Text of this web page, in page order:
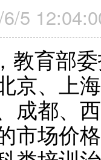
5
育部委
京、上
成都、
市场价